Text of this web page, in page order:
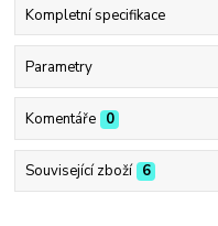
Kompletní specifikace
Parametry
Komentáře 0
Související zboží 6